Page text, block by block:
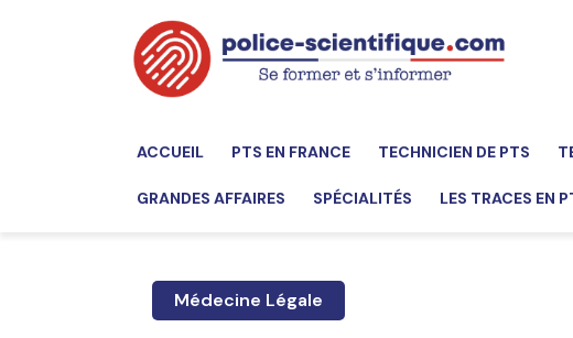
ACCUEIL PTS EN FRANCE TECHNICIEN DE PTS
GRANDES AFFAIRES SPÉCIALITÉS LES TRACES EN
Médecine Légale